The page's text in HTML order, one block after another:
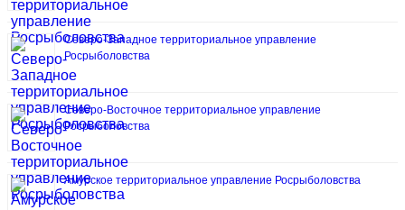
Северо-Западное территориальное управление
Росрыболовства
Северо-Восточное территориальное управление
Росрыболовства
Амурское территориальное управление Росрыболовства